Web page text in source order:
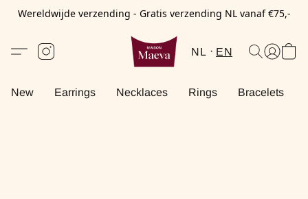
Wereldwijde verzending - Gratis verzending NL vanaf €75,-
NL EN
New Earrings Necklaces Rings Bracelets